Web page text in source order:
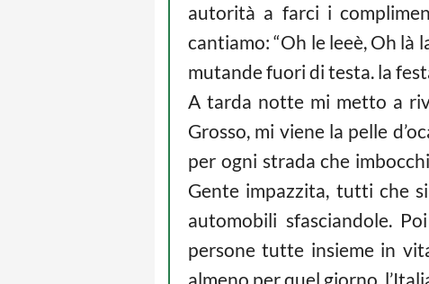
autorità a farci i
cantiamo: “Oh le leeè, Oh là
mutande fuori di testa. la
A tarda notte mi metto a
Grosso, mi viene la pelle
per ogni strada che
Gente impazzita, tutti che
automobili sfasciandole.
persone tutte insieme in
almeno per quel giorno,